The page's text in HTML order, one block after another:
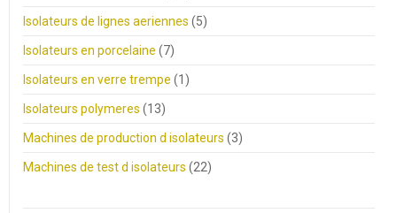
Isolateurs de lignes aeriennes (5)
Isolateurs en porcelaine (7)
Isolateurs en verre trempe (1)
Isolateurs polymeres (13)
Machines de production d isolateurs (3)
Machines de test d isolateurs (22)